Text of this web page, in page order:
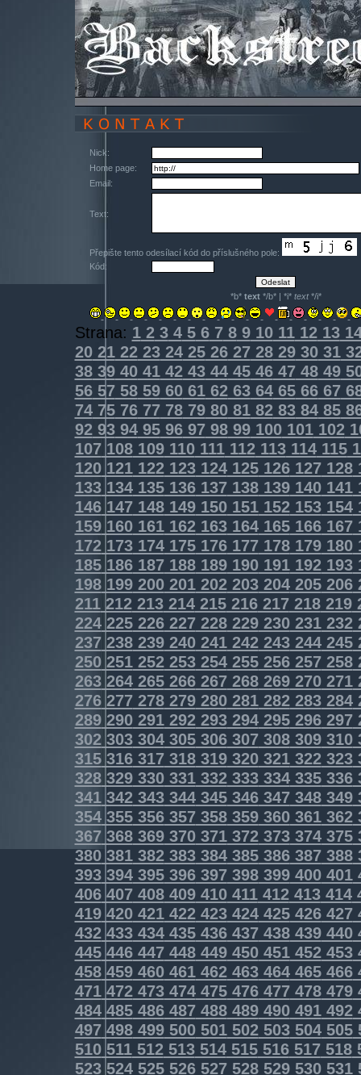
Nick:
Home page:
Email:
Text:
Přepište tento odesílací kód do příslušného pole:
Kód:
*b* text*/b* | *i* text*/i*
Strana: 12345678910111213
202122232425262728293031
383940414243444546474849
565758596061626364656667
747576777879808182838485
9293949596979899100101102
107108109110111112113114115
120121122123124125126127128
133134135136137138139140141
146147148149150151152153154
159160161162163164165166167
172173174175176177178179180
185186187188189190191192193
198199200201202203204205206
211212213214215216217218219
224225226227228229230231232
237238239240241242243244245
250251252253254255256257258
263264265266267268269270271
276277278279280281282283284
289290291292293294295296297
302303304305306307308309310
315316317318319320321322323
328329330331332333334335336
341342343344345346347348349
354355356357358359360361362
367 368369370371372373374375
380381382383384385386387388
393394395396397398399400401
406407408409410411412413414
419420421422423424425426427
432433434435436437438439440
445446447448449450451452453
458459460461462463464465466
471472473474475476477478479
484485486487488489490491492
497498499500501502503504505
510511512513514515516517518
523524525526527528529530531